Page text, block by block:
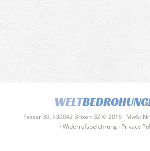
WELT
Fasser 30, I-39042 Brixen BZ © 2016 ·
· Widerrufsbelehrung · Privacy